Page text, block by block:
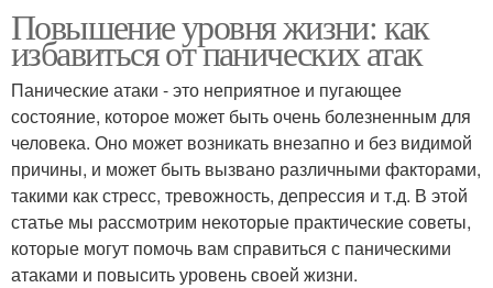
Повышение уровня жизни: как
избавиться от панических атак
Панические атаки - это неприятное и пугающее
состояние, которое может быть очень болезненным для
человека. Оно может возникать внезапно и без видимой
причины, и может быть вызвано различными факторами,
такими как стресс, тревожность, депрессия и т.д. В этой
статье мы рассмотрим некоторые практические советы,
которые могут помочь вам справиться с паническими
атаками и повысить уровень своей жизни.